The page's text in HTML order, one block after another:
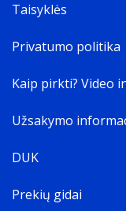
Taisyklės
Privatumo politika
Kaip pirkti? Video
Užsakymo
DUK
Prekių gidai